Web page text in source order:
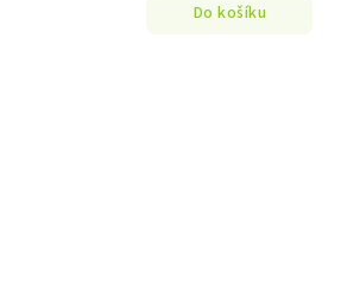
Do košíku